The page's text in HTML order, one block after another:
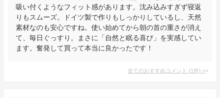
吸い付くようなフィット感があります。沈み込みすぎず寝返
りもスムーズ。ドイツ製で作りもしっかりしているし、天然
素材なのも安心ですね。使い始めてから朝の首の重さが消え
て、毎日ぐっすり。まさに「自然と眠る喜び」を実感してい
ます。奮発して買って本当に良かったです！
全てのおすすめコメント (1件) >